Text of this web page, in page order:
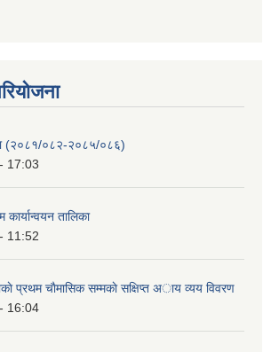
(२०८१/०८२-२०८५/०८६)
17:03
कार्यान्वयन तालिका
11:52
प्रथम चाैमासिक सम्मकाे सक्षिप्त अाय व्यय विवरण
16:04